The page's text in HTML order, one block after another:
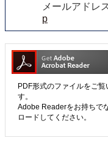
メールアドレ
p
PDF形式のファイルをご
す。
Adobe Readerをお持ちで
ロードしてください。